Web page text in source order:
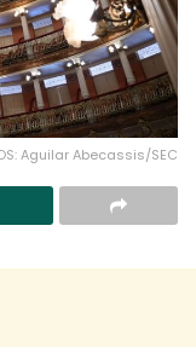
Aguilar Abecassis/SEC